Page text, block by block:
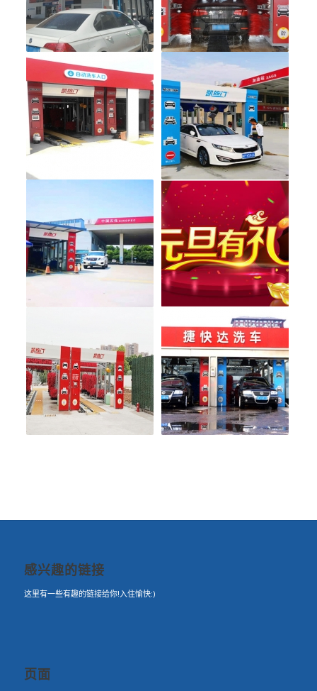
感兴趣的链接
这里有一些有趣的链接给你!入住愉快:)
页面